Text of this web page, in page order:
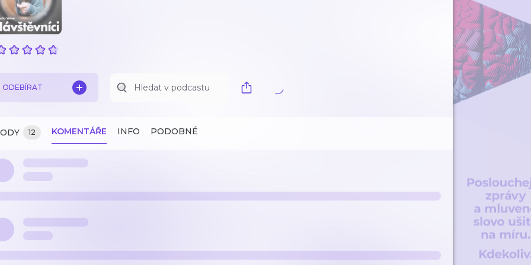
ODEBÍRAT
12 KOMENTÁŘE INFO PODOBNÉ